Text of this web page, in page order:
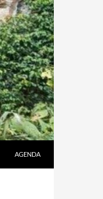
AGENDA